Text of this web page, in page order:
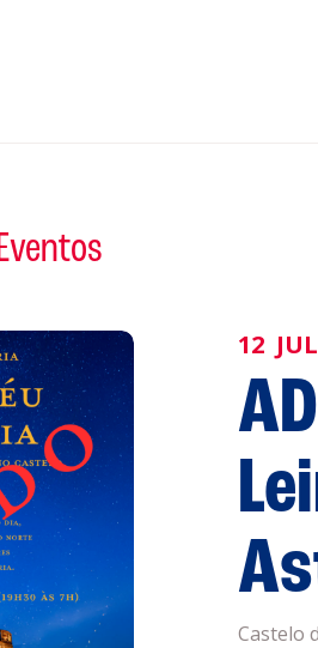
Agenda
12
Castelo
ROTEIROS EXISTENTES
CRIAR NOVO
Gravar